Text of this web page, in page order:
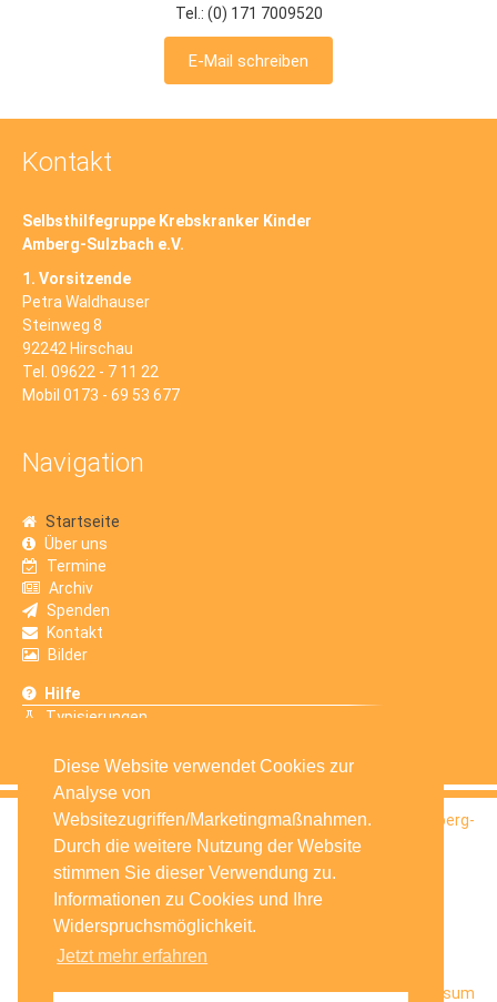
Diese Website verwendet Cookies zur
Analyse von
Websitezugriffen/Marketingmaßnahmen.
Durch die weitere Nutzung der Website
stimmen Sie dieser Verwendung zu.
Informationen zu Cookies und Ihre
Widerspruchsmöglichkeit.
Jetzt mehr erfahren
Tel.: (0) 171 7009520
E-Mail schreiben
Kontakt
Selbsthilfegruppe Krebskranker Kinder
Amberg-Sulzbach e.V.
1. Vorsitzende
Petra Waldhauser
Steinweg 8
92242 Hirschau
Tel. 09622 - 7 11 22
Mobil 0173 - 69 53 677
Navigation
Startseite
Über uns
Termine
Archiv
Spenden
Kontakt
Bilder
Hilfe
Typisierungen
© 2016Selbsthilfegruppe Krebskranker Kinder Amberg-
Sulzbach e.V.
Impressum
Datenschutz
Facebook
Startseite